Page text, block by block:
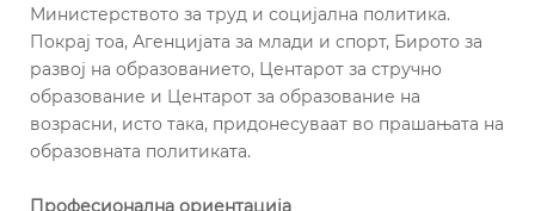
Министерството за труд и социјална политика.
Покрај тоа, Агенцијата за млади и спорт, Бирото за
развој на образованието, Центарот за стручно
образование и Центарот за образование на
возрасни, исто така, придонесуваат во прашањата на
образовната политиката.
Професионална ориентација